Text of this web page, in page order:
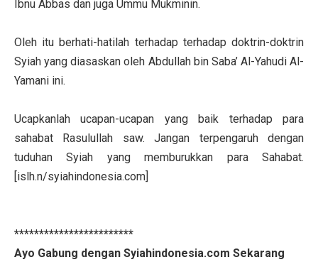
Ibnu Abbas dan juga Ummu Mukminin.
Oleh itu berhati-hatilah terhadap terhadap doktrin-doktrin
Syiah yang diasaskan oleh Abdullah bin Saba’ Al-Yahudi Al-
Yamani ini.
Ucapkanlah ucapan-ucapan yang baik terhadap para
sahabat Rasulullah saw. Jangan terpengaruh dengan
tuduhan Syiah yang memburukkan para Sahabat.
[islh.n/syiahindonesia.com]
************************
Ayo Gabung dengan Syiahindonesia.com Sekarang